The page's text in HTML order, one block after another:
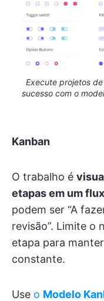
Execute projetos
sucesso com o
Kanban
O trabalho é
etapas em um
podem ser “A
revisão”. Limite o
etapa para
constante.
Use o Modelo